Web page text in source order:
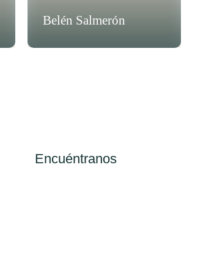
Belén Salmerón
Encuéntranos